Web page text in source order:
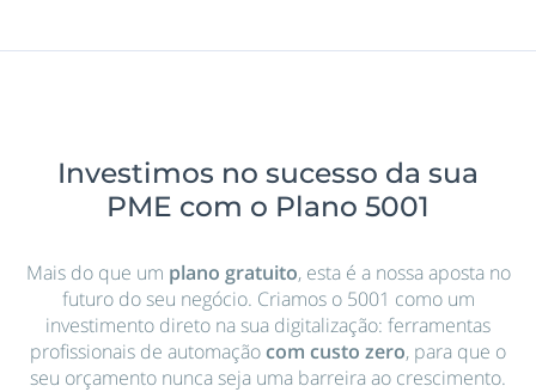
Investimos no sucesso da sua
PME com o Plano 5001
Mais do que um plano gratuito, esta é a nossa aposta no
futuro do seu negócio. Criamos o 5001 como um
investimento direto na sua digitalização: ferramentas
profissionais de automaçãocom custo zero, para que o
seu orçamento nunca seja uma barreira ao crescimento.